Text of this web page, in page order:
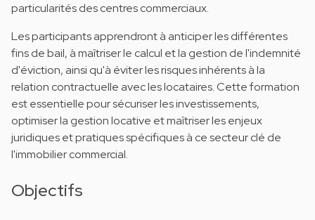
particularités des centres commerciaux.
Les participants apprendront à anticiper les différentes
fins de bail, à maîtriser le calcul et la gestion de l'indemnité
d'éviction, ainsi qu'à éviter les risques inhérents à la
relation contractuelle avec les locataires. Cette formation
est essentielle pour sécuriser les investissements,
optimiser la gestion locative et maîtriser les enjeux
juridiques et pratiques spécifiques à ce secteur clé de
l'immobilier commercial.
Objectifs